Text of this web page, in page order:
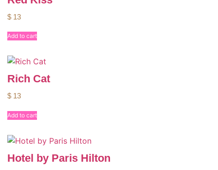
$ 13
Add to cart
Rich Cat
$ 13
Add to cart
Hotel by Paris Hilton